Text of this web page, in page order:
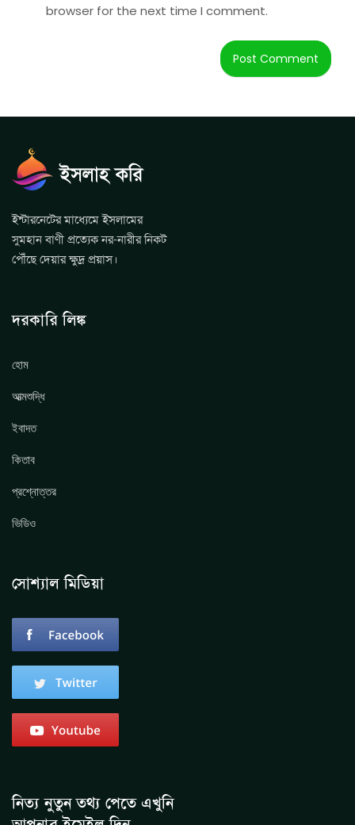
browser for the next time I comment.
ইন্টারনেটের মাধ্যেমে ইসলামের
সুমহান বাণী প্রত্যেক নর-নারীর নিকট
পৌঁছে দেয়ার ক্ষুদ্র প্রয়াস।
দরকারি লিঙ্ক
হোম
আত্মশুদ্ধি
ইবাদত
কিতাব
প্রশ্নোত্তর
ভিডিও
সোশ্যাল মিডিয়া
নিত্য নুতুন তথ্য পেতে এখুনি